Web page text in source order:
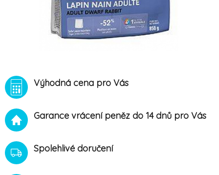
Výhodná cena pro Vás
Garance vrácení peněz do 14 dnů pro Vás
Spolehlivé doručení